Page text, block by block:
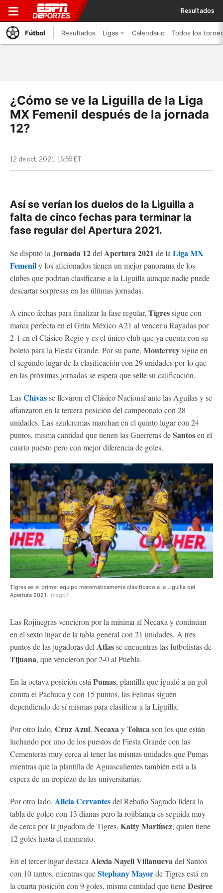
Resultados
Fútbol Resultados Ligas Calendario Todos los
¿Cómo se ve la Liguilla de la Liga
MX Femenil después de la jornada
12?
12 de oct, 2021, 16:55 ET
Así se verían los duelos de la Liguilla a
falta de cinco fechas para terminar la
fase regular del Apertura 2021.
Se disputó la Jornada 12del Apertura 2021 de la Liga MX
Femenily los aficionados tienen un mejor panorama de los
clubes que podrían clasificarse a la Liguilla aunque nadie puede
descartar sorpresas en las últimas jornadas.
A cinco fechas para finalizar la fase regular, Tigressigue con
marca perfecta en el Grita México A21 al vencer a Rayadas por
2-1 en el Clásico Regio y es el único club que ya cuenta con su
boleto para la Fiesta Grande. Por su parte, Monterreysigue en
el segundo lugar de la clasificación con 29 unidades por lo que
en las próximas jornadas se espera que selle su calificación.
LasChivasse llevaron el Clásico Nacional ante las Águilas y se
afianzaron en la tercera posición del campeonato con 28
unidades. Las azulcremas marchan en el quinto lugar con 24
puntos, misma cantidad que tienen las Guerreras deSantosen el
cuarto puesto pero con mejor diferencia de goles.
Tigres es el primer equipo matemáticamente clasificado a la Liguilla del
Apertura 2021. Imago7
Las Rojinegras vencieron por la mínima al Necaxa y continúan
en el sexto lugar de la tabla general con 21 unidades. A tres
puntos de las jugadoras del Atlasse encuentras las futbolistas de
Tijuana, que vencieron por 2-0 al Puebla.
En la octava posición está Pumas, plantilla que igualó a un gol
contra el Pachuca y con 15 puntos, las Felinas siguen
dependiendo de sí mismas para clasificar a la Liguilla.
Por otro lado, Cruz Azul, NecaxayTolucason los que están
luchando por uno de los puestos de Fiesta Grande con las
Cementeras muy cerca al tener las mismas unidades que Pumas
mientras que la plantilla de Aguascalientes también está a la
espera de un tropiezo de las universitarias.
Por otro lado, Alicia Cervantesdel Rebaño Sagrado lidera la
tabla de goleo con 13 dianas pero la rojiblanca es seguida muy
de cerca por la jugadora de Tigres, Katty Martínez, quien tiene
12 goles hasta el momento.
En el tercer lugar destaca Alexia Nayeli Villanuevadel Santos
con 10 tantos, mientras queStephany Mayorde Tigres está en
la cuarta posición con 9 goles, misma cantidad que tieneDesiree